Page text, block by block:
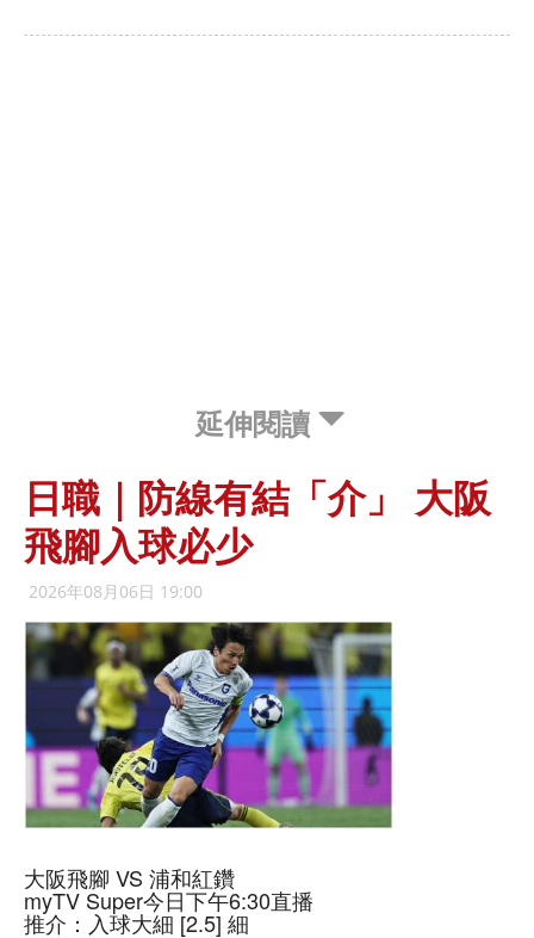
延伸閱讀
日職｜防線有結「介」 大阪
飛腳入球必少
2026年08月06日 19:00
大阪飛腳 VS 浦和紅鑽
myTV Super今日下午6:30直播
推介：入球大細 [2.5] 細